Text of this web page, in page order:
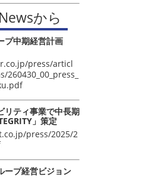
から
プ中期経営計画
press/articl
ティ事業で中長期
」策定
press/2025/2
プ経営ビジョン